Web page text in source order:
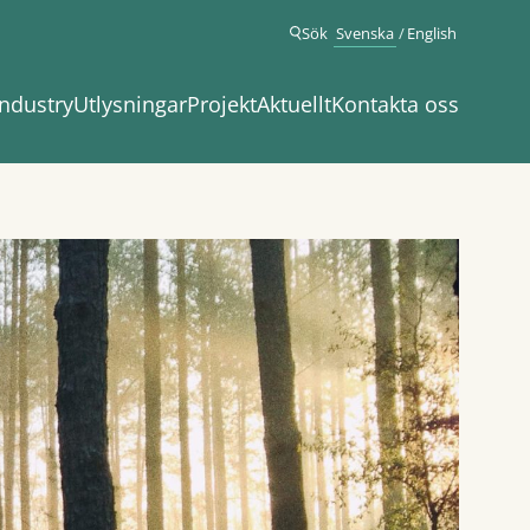
UtlysningarProjektAktuelltKontakta oss
Sök Svenska English